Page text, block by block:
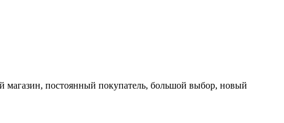
магазин, постоянный покупатель, большой выбор, новый